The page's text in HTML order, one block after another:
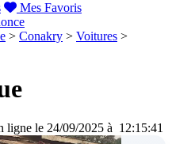
Mes Favoris
> Conakry > Voitures >
ligne le 24/09/2025 à 12:15:41